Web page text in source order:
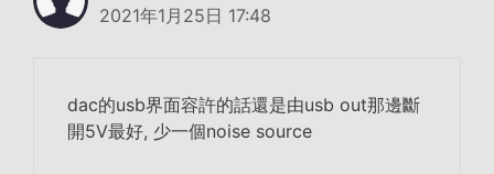
2021年1月25日 17:48
dac的usb界面容許的話還是由usb out那邊斷
開5V最好, 少一個noise source